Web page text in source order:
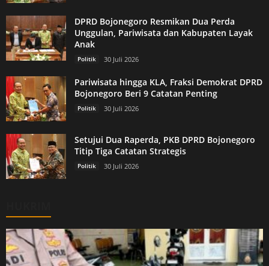
DPRD Bojonegoro Resmikan Dua Perda
Unggulan, Pariwisata dan Kabupaten Layak
Anak
Politik 30 Juli 2026
Pariwisata hingga KLA, Fraksi Demokrat DPRD
Bojonegoro Beri 9 Catatan Penting
Politik 30 Juli 2026
Setujui Dua Raperda, PKB DPRD Bojonegoro
Titip Tiga Catatan Strategis
Politik 30 Juli 2026